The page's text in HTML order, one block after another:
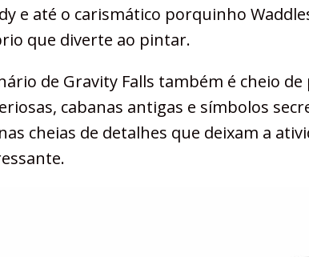
e até o carismático porquinho
que diverte ao pintar.
de Gravity Falls também é cheio
cabanas antigas e símbolos
cheias de detalhes que deixam a